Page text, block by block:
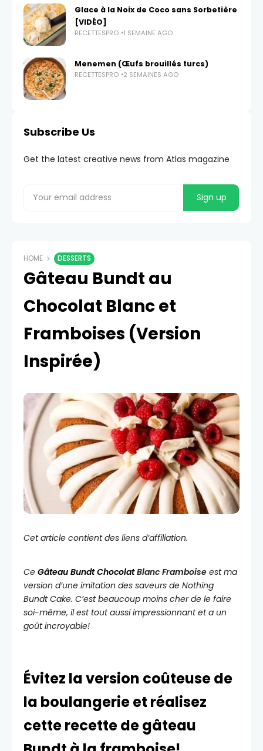
Glace à la Noix de Coco sans Sorbetière
[VIDÉO]
RECETTESPRO 1 SEMAINE AGO
Menemen (Œufs brouillés turcs)
RECETTESPRO 2 SEMAINES AGO
Subscribe Us
Get the latest creative news from Atlas magazine
HOME DESSERTS
Gâteau Bundt au
Chocolat Blanc et
Framboises (Version
Inspirée)
Cet article contient des liens d’affiliation.
Ce Gâteau Bundt ChocolatBlanc Framboise est ma
version d’une imitation des saveurs de Nothing
Bundt Cake. C’est beaucoup moins cher de le faire
soi-même, il est tout aussi impressionnant et a un
goût incroyable!
Évitez la version coûteuse de
la boulangerie et réalisez
cette recette de gâteau